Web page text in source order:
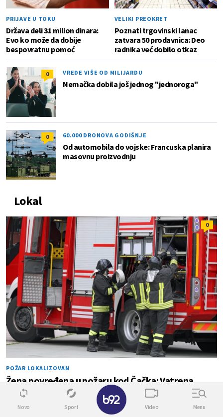
PRIJAVE U TOKU
Država deli 31 milion dinara:
Evo ko može da dobije
bespovratnu pomoć
VELIKI PREOKRET
Poznati trgovinski lanac
zatvara 50 prodavnica: Deo
radnika već dobilo otkaz
0 VREDE VIŠE OD MILIJARDU
Nemačka dobila još jednog "jednoroga"
0 60.000 DRONOVA GODIŠNJE
Od automobila do vojske: Francuska planira
masovnu proizvodnju
Lokal
0
POŽAR LOKALIZOVAN
Žena povređena u požaru kod Čačka: Vatrena
stihija došla do kuća
Novo Sport Video Menu
✕